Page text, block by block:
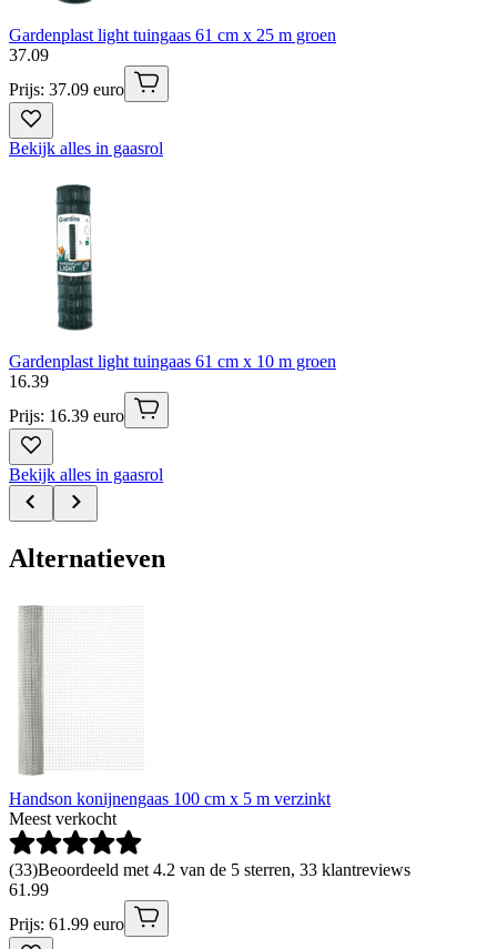
Gardenplast light tuingaas 61 cm x 25 m groen
37.09
Prijs: 37.09 euro
Bekijk alles in gaasrol
Gardenplast light tuingaas 61 cm x 10 m groen
16.39
Prijs: 16.39 euro
Bekijk alles in gaasrol
Alternatieven
Handson konijnengaas 100 cm x 5 m verzinkt
Meest verkocht
(33)Beoordeeld met 4.2 van de 5 sterren, 33 klantreviews
61 .99
Prijs: 61.99 euro